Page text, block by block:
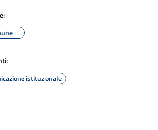
istituzionale